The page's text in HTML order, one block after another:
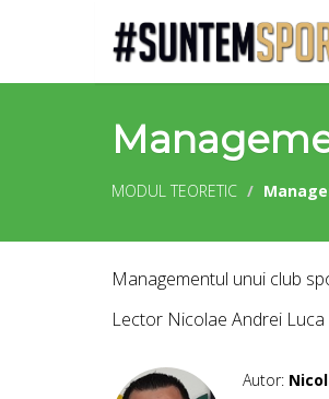
MODUL TEORETIC
Managementul unui club
Lector Nicolae Andrei Luca
Autor: